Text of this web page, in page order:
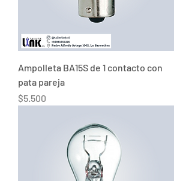
Ampolleta BA15S de 1 contacto con
pata pareja
Precio
$5.500